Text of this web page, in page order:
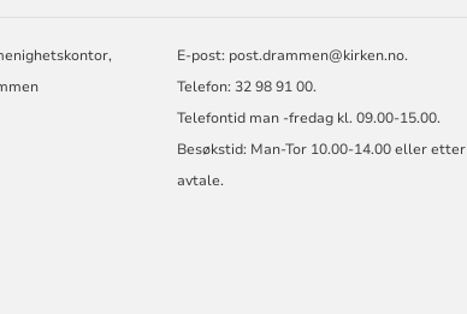
E-post: post.drammen@kirken.no.
Telefon: 32 98 91 00.
Telefontid man -fredag kl. 09.00-15.00.
Besøkstid: Man-Tor 10.00-14.00 eller etter
avtale.